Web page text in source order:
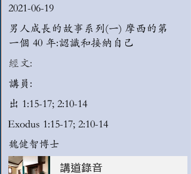
2021-06-19
男人成長的故事系列(一) 摩西的第
一個 40 年:認識和接納自己
經文:
講員:
出 1:15-17; 2:10-14
Exodus 1:15-17; 2:10-14
魏健智博士
講道錄音